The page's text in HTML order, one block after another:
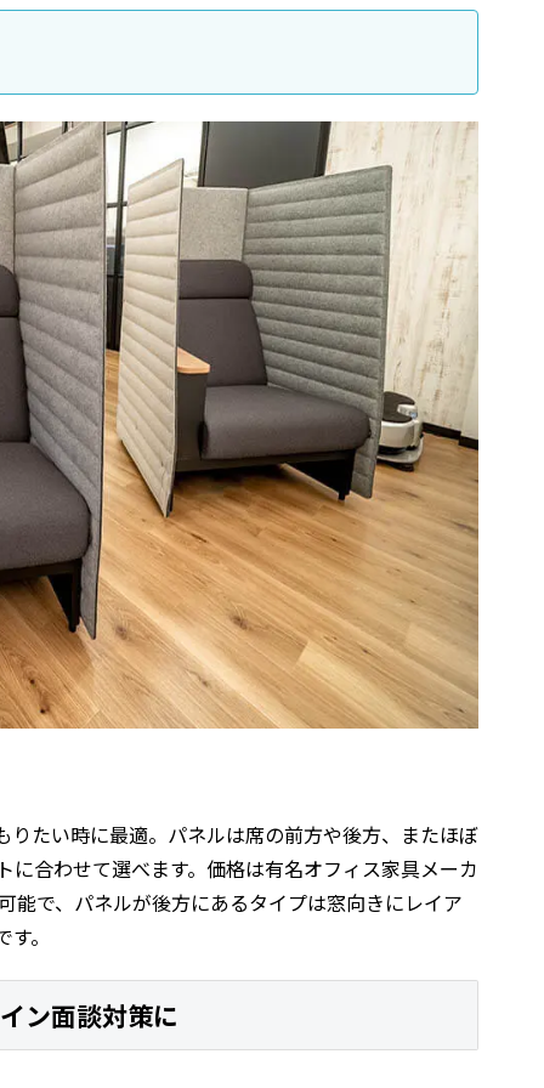
たい時に最適。パネルは席の前方や後方、またほぼ
合わせて選べます。価格は有名オフィス家具メーカ
で、パネルが後方にあるタイプは窓向きにレイア
。
ン面談対策に